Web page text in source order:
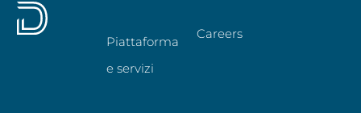
Piattaforma
e servizi
Careers